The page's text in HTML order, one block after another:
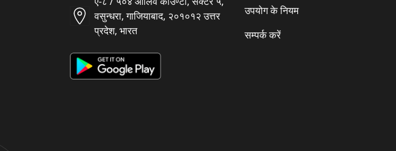
वसुन्धरा, गाजियाबाद, २०१०१२ उत्तर
प्रदेश, भारत
उपयोग के नियम
सम्पर्क करें